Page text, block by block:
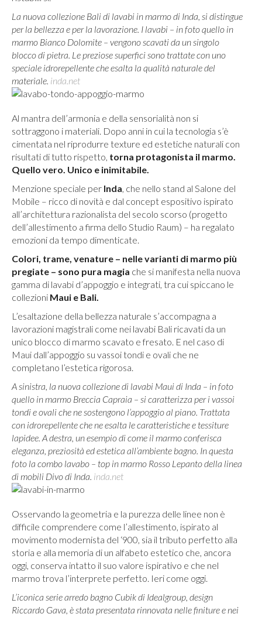
La nuova collezione Bali di lavabi in marmo di Inda, si distingue
per la bellezza e per la lavorazione. I lavabi – in foto quello in
marmo Bianco Dolomite – vengono scavati da un singolo
blocco di pietra. Le preziose superfici sono trattate con uno
speciale idrorepellente che esalta la qualità naturale del
materiale. inda.net
Al mantra dell’armonia e della sensorialità non si
sottraggono i materiali. Dopo anni in cui la tecnologia s’è
cimentata nel riprodurre texture ed estetiche naturali con
risultati di tutto rispetto, torna protagonista il marmo.
Quello vero. Unico e inimitabile.
Menzione speciale per Inda, che nello stand al Salone del
Mobile – ricco di novità e dal concept espositivo ispirato
all’architettura razionalista del secolo scorso (progetto
dell’allestimento a firma dello Studio Raum) – ha regalato
emozioni da tempo dimenticate.
Colori, trame, venature – nelle varianti di marmo più
pregiate – sono pura magia che si manifesta nella nuova
gamma di lavabi d’appoggio e integrati, tra cui spiccano le
collezioni Maui e Bali.
L’esaltazione della bellezza naturale s’accompagna a
lavorazioni magistrali come nei lavabi Bali ricavati da un
unico blocco di marmo scavato e fresato. E nel caso di
Maui dall’appoggio su vassoi tondi e ovali che ne
completano l’estetica rigorosa.
A sinistra, la nuova collezione di lavabi Maui di Inda – in foto
quello in marmo Breccia Capraia – si caratterizza per i vassoi
tondi e ovali che ne sostengono l’appoggio al piano. Trattata
con idrorepellente che ne esalta le caratteristiche e tessiture
lapidee. A destra, un esempio di come il marmo conferisca
eleganza, preziosità ed estetica all’ambiente bagno. In questa
foto la combo lavabo – top in marmo Rosso Lepanto della linea
di mobili Divo di Inda. inda.net
Osservando la geometria e la purezza delle linee non è
difficile comprendere come l’allestimento, ispirato al
movimento modernista del ‘900, sia il tributo perfetto alla
storia e alla memoria di un alfabeto estetico che, ancora
oggi, conserva intatto il suo valore ispirativo e che nel
marmo trova l’interprete perfetto. Ieri come oggi.
L’iconica serie arredo bagno Cubik di Idealgroup, design
Riccardo Gava, è stata presentata rinnovata nelle finiture e nei